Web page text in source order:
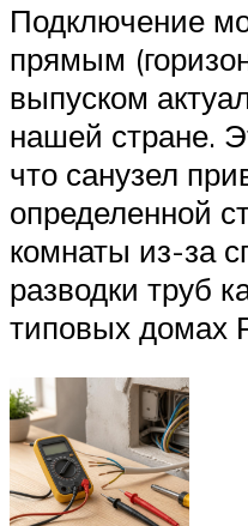
Подключение
прямым
выпуском
нашей стране.
что санузел
определенной
комнаты из-за
разводки труб
типовых домах